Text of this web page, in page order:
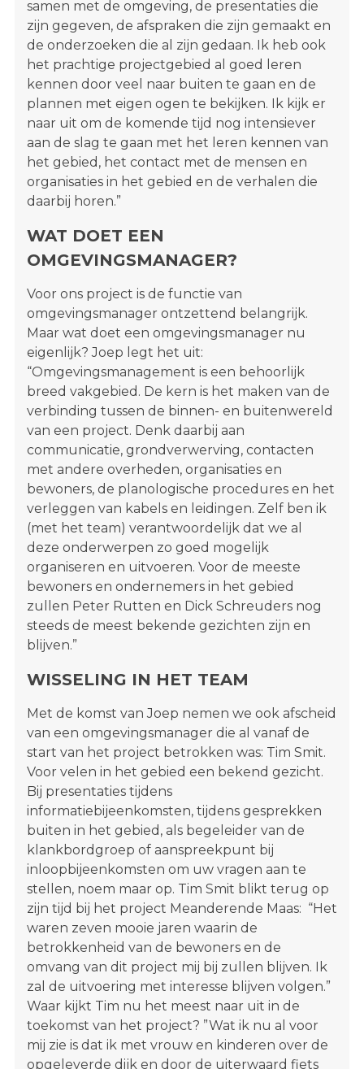
samen met de omgeving, de presentaties die
zijn gegeven, de afspraken die zijn gemaakt en
de onderzoeken die al zijn gedaan. Ik heb ook
het prachtige projectgebied al goed leren
kennen door veel naar buiten te gaan en de
plannen met eigen ogen te bekijken. Ik kijk er
naar uit om de komende tijd nog intensiever
aan de slag te gaan met het leren kennen van
het gebied, het contact met de mensen en
organisaties in het gebied en de verhalen die
daarbij horen.”
WAT DOET EEN
OMGEVINGSMANAGER?
Voor ons project is de functie van
omgevingsmanager ontzettend belangrijk.
Maar wat doet een omgevingsmanager nu
eigenlijk? Joep legt het uit:
“Omgevingsmanagement is een behoorlijk
breed vakgebied. De kern is het maken van de
verbinding tussen de binnen- en buitenwereld
van een project. Denk daarbij aan
communicatie, grondverwerving, contacten
met andere overheden, organisaties en
bewoners, de planologische procedures en het
verleggen van kabels en leidingen. Zelf ben ik
(met het team) verantwoordelijk dat we al
deze onderwerpen zo goed mogelijk
organiseren en uitvoeren. Voor de meeste
bewoners en ondernemers in het gebied
zullen Peter Rutten en Dick Schreuders nog
steeds de meest bekende gezichten zijn en
blijven.”
WISSELING IN HET TEAM
Met de komst van Joep nemen we ook afscheid
van een omgevingsmanager die al vanaf de
start van het project betrokken was: Tim Smit.
Voor velen in het gebied een bekend gezicht.
Bij presentaties tijdens
informatiebijeenkomsten, tijdens gesprekken
buiten in het gebied, als begeleider van de
klankbordgroep of aanspreekpunt bij
inloopbijeenkomsten om uw vragen aan te
stellen, noem maar op. Tim Smit blikt terug op
zijn tijd bij het project Meanderende Maas: “Het
waren zeven mooie jaren waarin de
betrokkenheid van de bewoners en de
omvang van dit project mij bij zullen blijven. Ik
zal de uitvoering met interesse blijven volgen.”
Waar kijkt Tim nu het meest naar uit in de
toekomst van het project? ”Wat ik nu al voor
mij zie is dat ik met vrouw en kinderen over de
opgeleverde dijk en door de uiterwaard fiets